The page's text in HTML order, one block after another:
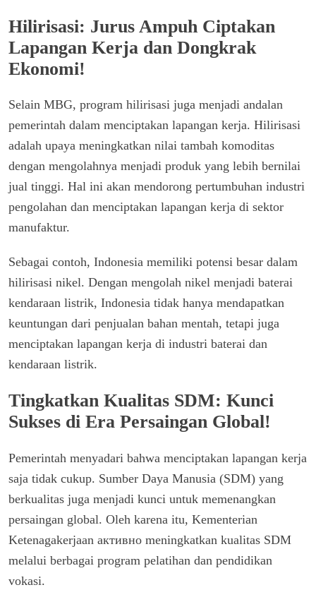
Hilirisasi: Jurus Ampuh Ciptakan
Lapangan Kerja dan Dongkrak
Ekonomi!
Selain MBG, program hilirisasi juga menjadi andalan
pemerintah dalam menciptakan lapangan kerja. Hilirisasi
adalah upaya meningkatkan nilai tambah komoditas
dengan mengolahnya menjadi produk yang lebih bernilai
jual tinggi. Hal ini akan mendorong pertumbuhan industri
pengolahan dan menciptakan lapangan kerja di sektor
manufaktur.
Sebagai contoh, Indonesia memiliki potensi besar dalam
hilirisasi nikel. Dengan mengolah nikel menjadi baterai
kendaraan listrik, Indonesia tidak hanya mendapatkan
keuntungan dari penjualan bahan mentah, tetapi juga
menciptakan lapangan kerja di industri baterai dan
kendaraan listrik.
Tingkatkan Kualitas SDM: Kunci
Sukses di Era Persaingan Global!
Pemerintah menyadari bahwa menciptakan lapangan kerja
saja tidak cukup. Sumber Daya Manusia (SDM) yang
berkualitas juga menjadi kunci untuk memenangkan
persaingan global. Oleh karena itu, Kementerian
Ketenagakerjaan активно meningkatkan kualitas SDM
melalui berbagai program pelatihan dan pendidikan
vokasi.